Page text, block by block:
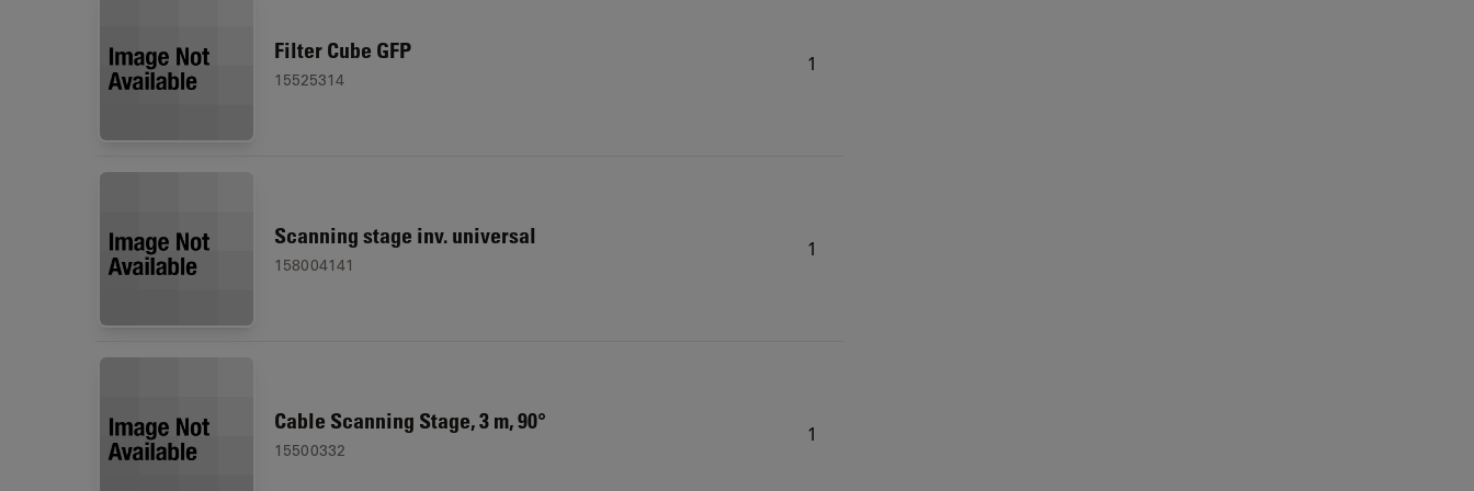
Filter Cube GFP
15525314
1
Scanning stage inv. universal
158004141
1
Cable Scanning Stage, 3 m, 90°
15500332
1